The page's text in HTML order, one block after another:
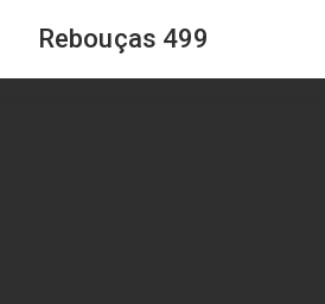
Rebouças 499